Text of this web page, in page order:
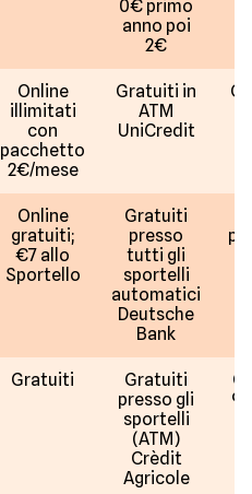
0€ primo
anno poi
2€
Online
illimitati
con
pacchetto
2€/mese
Gratuiti in
ATM
UniCredit
Online
gratuiti;
€7 allo
Sportello
Gratuiti
presso
tutti gli
sportelli
automatici
Deutsche
Bank
Gratuiti
Gratuiti
presso gli
sportelli
(ATM)
Crèdit
Agricole
9